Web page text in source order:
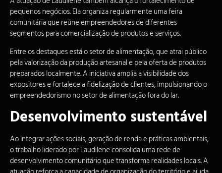
pequenos negócios. Ela organiza regularmente uma feira
comunitária que reúne empreendedores de diferentes
segmentos para comercialização de produtos e serviços.
Entre os destaques está osetor de alimentação, que atrai público
pela valorização da produção artesanal e pela oferta de produtos
preparados localmente. A iniciativa amplia a visibilidade dos
expositores e fortalece a fidelização de clientes, impulsionando o
empreendedorismo no setor de alimentação fora do lar.
Desenvolvimento sustentável
Ao integrar ações sociais, geração de renda e práticas ambientais,
o trabalho liderado por Laudilene consolida uma rede de
desenvolvimento comunitário que transforma realidades locais. A